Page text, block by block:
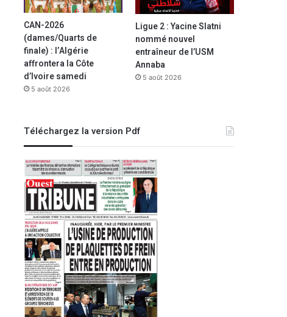
CAN-2026
(dames/Quarts de
finale) : l’Algérie
affrontera la Côte
d’Ivoire samedi
5 août 2026
Ligue 2 : Yacine Slatni
nommé nouvel
entraîneur de l’USM
Annaba
5 août 2026
Téléchargez la version Pdf